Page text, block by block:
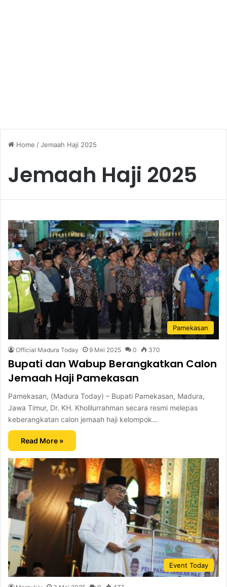
Home /Jemaah Haji 2025
Jemaah Haji 2025
Pamekasan
Official Madura Today 9 Mei 2025 0 370
Bupati dan Wabup Berangkatkan Calon
Jemaah Haji Pamekasan
Pamekasan, (Madura Today) – Bupati Pamekasan, Madura,
Jawa Timur, Dr. KH. Kholilurrahman secara resmi melepas
keberangkatan calon jemaah haji kelompok…
Read More »
Event Today